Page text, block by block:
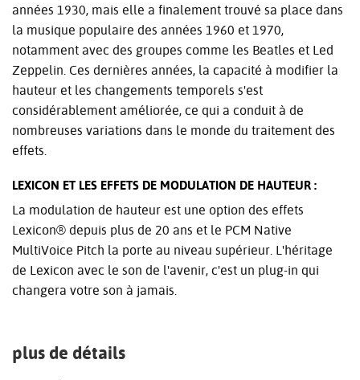
années 1930, mais elle a finalement trouvé sa place dans
la musique populaire des années 1960 et 1970,
notamment avec des groupes comme les Beatles et Led
Zeppelin. Ces dernières années, la capacité à modifier la
hauteur et les changements temporels s'est
considérablement améliorée, ce qui a conduit à de
nombreuses variations dans le monde du traitement des
effets.
LEXICON ET LES EFFETS DE MODULATION DE HAUTEUR :
La modulation de hauteur est une option des effets
Lexicon® depuis plus de 20 ans et le PCM Native
MultiVoice Pitch la porte au niveau supérieur. L'héritage
de Lexicon avec le son de l'avenir, c'est un plug-in qui
changera votre son à jamais.
plus de détails